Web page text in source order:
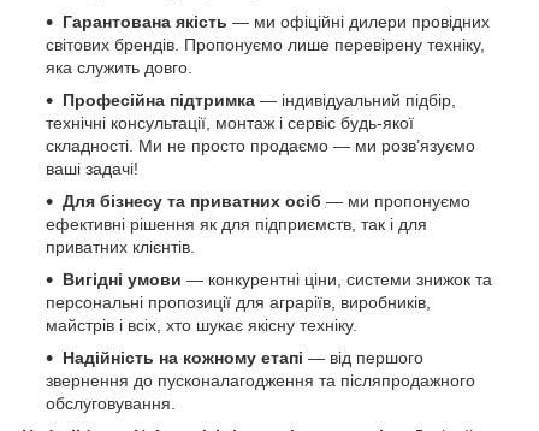
Гарантована якість — ми офіційні дилери провідних
світових брендів. Пропонуємо лише перевірену техніку,
яка служить довго.
Професійна підтримка — індивідуальний підбір,
технічні консультації, монтаж і сервіс будь-якої
складності. Ми не просто продаємо — ми розв’язуємо
ваші задачі!
Для бізнесу та приватних осіб — ми пропонуємо
ефективні рішення як для підприємств, так і для
приватних клієнтів.
Вигідні умови — конкурентні ціни, системи знижок та
персональні пропозиції для аграріїв, виробників,
майстрів і всіх, хто шукає якісну техніку.
Надійність на кожному етапі — від першого
звернення до пусконалагодження та післяпродажного
обслуговування.